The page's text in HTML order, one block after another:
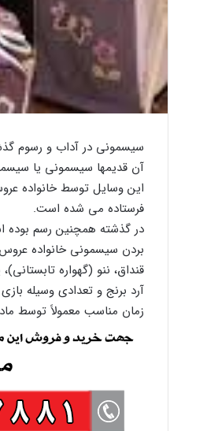
سیسمونی در آداب و رسوم
آن قدیمها سیسمونی یا
این وسایل توسط خانواده
فرستاده می شده است.
در گذشته همچنین رسم بوده
بردن سیسمونی خانواده
قنداق، ننو (گهواره
آرد برنج و تعدادی وسیله
زمان مناسب معمولاً توسط